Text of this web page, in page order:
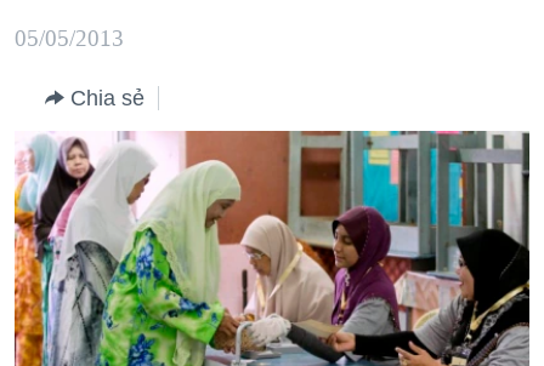
dung
chính
điều
hướng
chính
Đi
tới
"Tìm"
BIỂN ĐÔNG
BLOG
DIỄN ĐÀN
MỤC
TỰ DO BÁO CHÍ
VẠCH TRẦN TIN GIẢ
NGƯỜI VIỆT HẢI NGOẠI
CHUYÊN ĐỀ
CHIẾN TRANH THƯƠNG MẠI CỦA MỸ: QUÁ KHỨ VÀ HIỆN
TẠI
HÀNH TRÌNH BẦU CỬ 2024
HỌC TIẾNG ANH
VIDEO
05/05/2013
Chia sẻ